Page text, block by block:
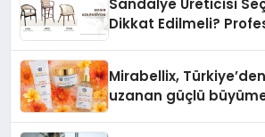
Sandalye Üreticisi
Dikkat Edilmeli?
Mirabellix,
uzanan güçlü